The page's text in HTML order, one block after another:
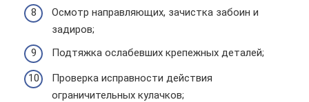
Осмотр направляющих, зачистка забоин и
задиров;
Подтяжка ослабевших крепежных деталей;
Проверка исправности действия
ограничительных кулачков;